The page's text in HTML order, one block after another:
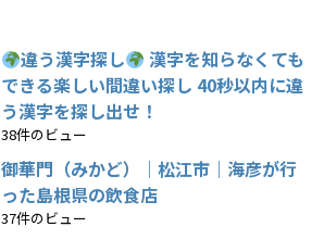
違う漢字探し
漢字を知らなくても
できる楽しい間違い探し 40秒以内に違
う漢字を探し出せ！
38件のビュー
御華門（みかど）｜松江市｜海彦が行
った島根県の飲食店
37件のビュー